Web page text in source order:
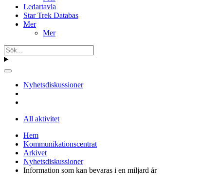
Ledartavla
Star Trek Databas
Mer
Mer
Nyhetsdiskussioner
All aktivitet
Hem
Kommunikationscentrat
Arkivet
Nyhetsdiskussioner
Information som kan bevaras i en miljard år